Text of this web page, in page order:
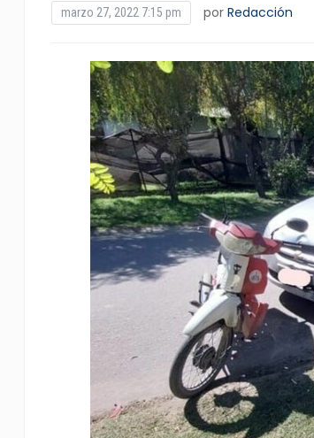
marzo 27, 2022 7:15 pm por Redacción